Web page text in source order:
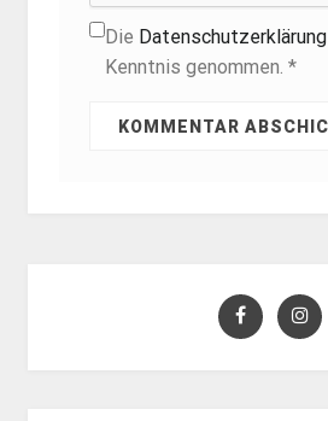
Die Datenschutzerklärung
Kenntnis genommen. *